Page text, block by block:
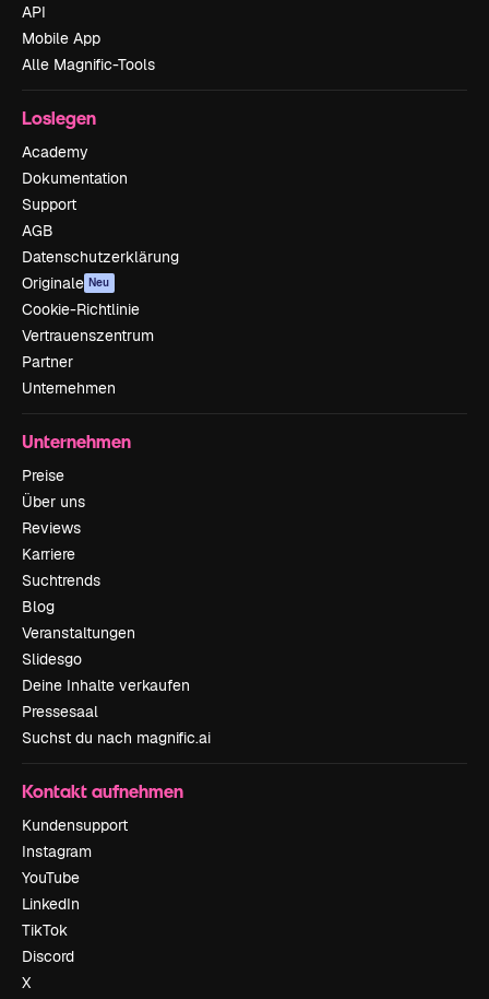
API
Mobile App
Alle Magnific-Tools
Loslegen
Academy
Dokumentation
Support
AGB
Datenschutzerklärung
Originale Neu
Cookie-Richtlinie
Vertrauenszentrum
Partner
Unternehmen
Unternehmen
Preise
Über uns
Reviews
Karriere
Suchtrends
Blog
Veranstaltungen
Slidesgo
Deine Inhalte verkaufen
Pressesaal
Suchst du nach magnific.ai
Kontakt aufnehmen
Kundensupport
Instagram
YouTube
LinkedIn
TikTok
Discord
X